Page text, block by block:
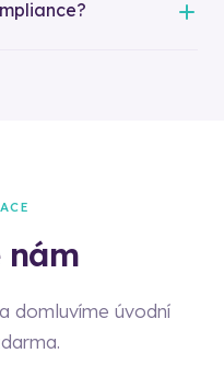
nám
domluvíme úvodní